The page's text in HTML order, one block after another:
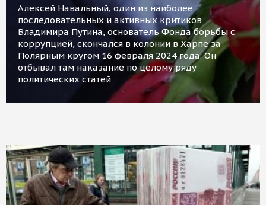
Алексей Навальный, один из наиболее
последовательных и активных критиков
Владимира Путина, основатель Фонда борьбы с
коррупцией, скончался в колонии в Харпе за
Полярным кругом 16 февраля 2024 года. Он
отбывал там наказание по целому ряду
политических статей